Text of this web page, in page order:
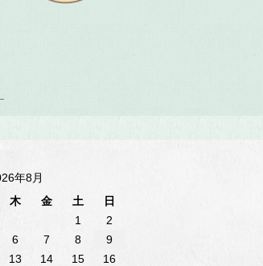
年8月
木 金 土
日
1
2
6 7 8
9
13 14 15
16